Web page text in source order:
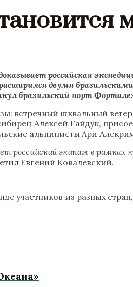
российская
двумя
бразильский порт
встречный шквальный
Алексей Гайдук,
альпинисты Ари
экипаж в рамках
Евгений Ковалевский.
участников из разных